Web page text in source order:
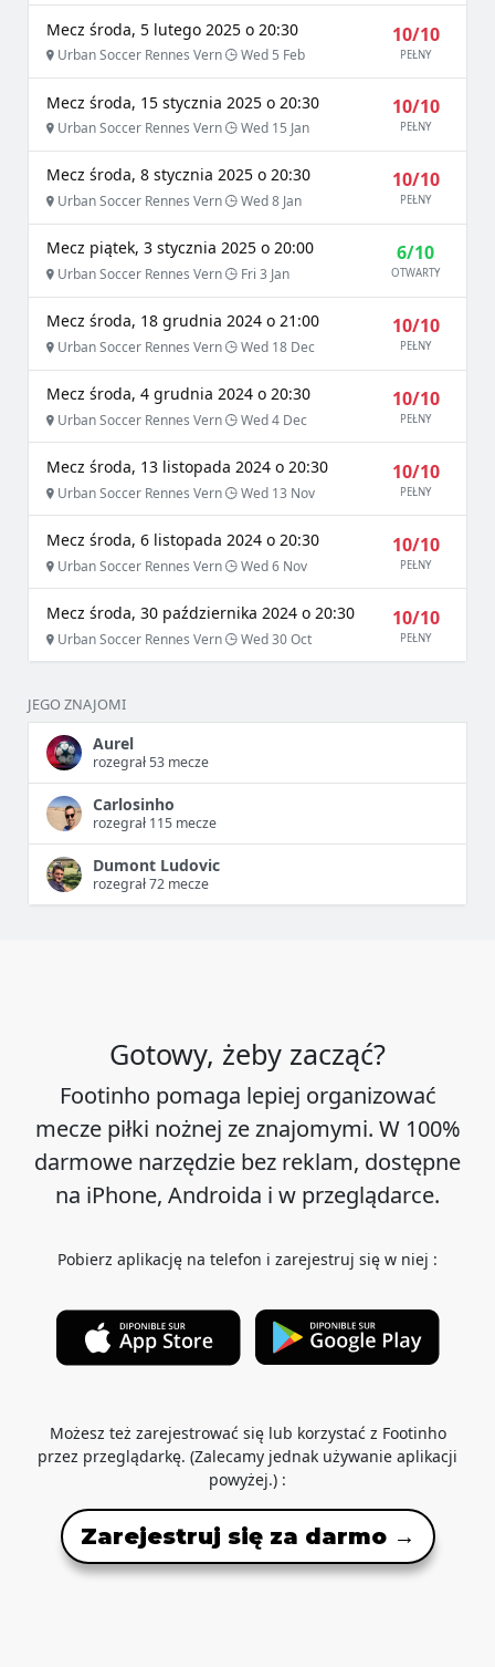
Mecz środa, 5 lutego 2025 o 20:30
Urban Soccer Rennes Vern Wed 5 Feb
10/10
PEŁNY
Mecz środa, 15 stycznia 2025 o 20:30
Urban Soccer Rennes Vern Wed 15 Jan
10/10
PEŁNY
Mecz środa, 8 stycznia 2025 o 20:30
Urban Soccer Rennes Vern Wed 8 Jan
10/10
PEŁNY
Mecz piątek, 3 stycznia 2025 o 20:00
Urban Soccer Rennes Vern Fri 3 Jan
6/10
OTWARTY
Mecz środa, 18 grudnia 2024 o 21:00
Urban Soccer Rennes Vern Wed 18 Dec
10/10
PEŁNY
Mecz środa, 4 grudnia 2024 o 20:30
Urban Soccer Rennes Vern Wed 4 Dec
10/10
PEŁNY
Mecz środa, 13 listopada 2024 o 20:30
Urban Soccer Rennes Vern Wed 13 Nov
10/10
PEŁNY
Mecz środa, 6 listopada 2024 o 20:30
Urban Soccer Rennes Vern Wed 6 Nov
10/10
PEŁNY
Mecz środa, 30 października 2024 o 20:30
Urban Soccer Rennes Vern Wed 30 Oct
10/10
PEŁNY
JEGO ZNAJOMI
Aurel
rozegrał 53 mecze
Carlosinho
rozegrał 115 mecze
Dumont Ludovic
rozegrał 72 mecze
Gotowy, żeby zacząć?
Footinho pomaga lepiej organizować
mecze piłki nożnej ze znajomymi. W 100%
darmowe narzędzie bez reklam, dostępne
na iPhone, Androida i w przeglądarce.
Pobierz aplikację na telefon i zarejestruj się w niej :
Możesz też zarejestrować się lub korzystać z Footinho
przez przeglądarkę. (Zalecamy jednak używanie aplikacji
powyżej.) :
Zarejestruj się za darmo →